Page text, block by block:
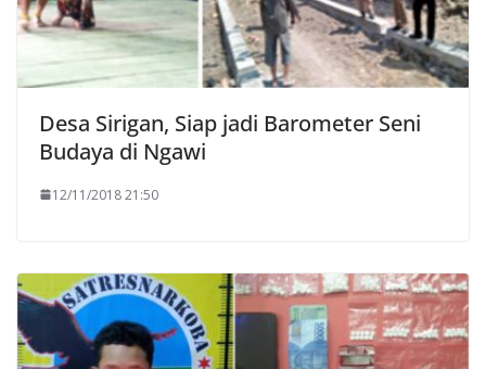
Desa Sirigan, Siap jadi Barometer Seni
Budaya di Ngawi
12/11/2018 21:50